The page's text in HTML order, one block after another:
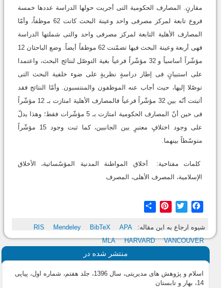
مقارنٍ. المصارف الحکومیة التی أجریت حولها الدراسة عددها خمسة
فروع تابعة لمرکز مصرفی واحد وعینة البحث کانت 62 موظفاً، وأمّا
المصارف الأهلیة التابعة لمرکز مصرفی واحد والتی شملتها الدراسة
فهی أربعة وعینة البحث فیها تضمّنت 62 موظفاً أیضاً. وضع الباحثان 12
مؤشّراً أساسیاً و 32 مؤشّراً فرعیاً بغیة التوصّل لنتائج البحث، واعتمدا
على استبیانٍ فی إطار دراسةٍ نظریةٍ على ضوء خلفیة البحث التی
توصّلا إلیها، حیث أجاب عنه الموظفون والمنتسبون. وأمّا النتائج فقد
أثبتت أنّه بین 32 مؤشّراً فرعیاً فالمصارف الأهلیة امتازت بـ 12 مؤشّراً
فی حین أنّ المصارف الحکومیة امتازت بـ 5 مؤشّرات فقط؛ وهذا یدلّ
على وجود اختلافٍ معتبرٍ بین الجانبین، کما ثبت وجود 15 مؤشّراً
متوسّطاً بینهما.
کلمات مفتاحیة:
أخلاق المواطنة المدنیة المؤسّساتیة، الأخلاق
الإسلامیة، المصرف الأهلی، المصرف
Facebook
Twitter
Pinterest
شیوه ارجاع به این مقاله: RIS Mendeley BibTeX
APA
MLA
HARVARD VANCOUVER
منتشر شده در
اسلام و پژوهش های مدیریتی، سال 1396، جلد هفتم، شماره اول، پیاپی
14، بهار و تابستان